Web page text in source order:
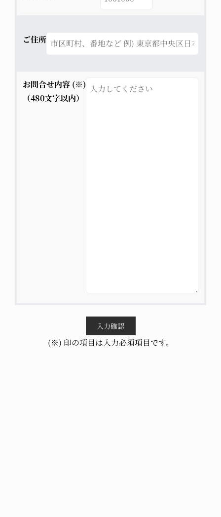
ご住所
お問合せ内容 (※)
（480文字以内）
(※) 印の項目は入力必須項目です。